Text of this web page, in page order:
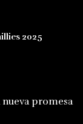
2025
nueva promesa